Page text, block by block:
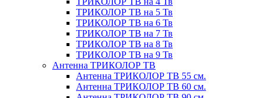
ТРИКОЛОР ТВ на 5 Тв
ТРИКОЛОР ТВ на 6 Тв
ТРИКОЛОР ТВ на 7 Тв
ТРИКОЛОР ТВ на 8 Тв
ТРИКОЛОР ТВ на 9 Тв
Антенна ТРИКОЛОР ТВ
Антенна ТРИКОЛОР ТВ 55 см.
Антенна ТРИКОЛОР ТВ 60 см.